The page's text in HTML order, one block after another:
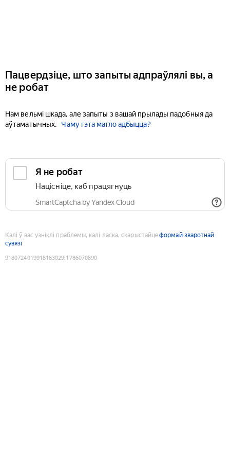
Пацвердзіце, што запыты адпраўлялі вы, а
не робат
Нам вельмі шкада, але запыты з вашай прылады падобныя да
аўтаматычных.
Чаму гэта магло адбыцца?
Я не робат
Націсніце, каб працягнуць
SmartCaptcha by Yandex Cloud
Калі ў вас узніклі праблемы, калі ласка, скарыстайцеформай зваротнай
сувязі
9180724019918163029:1786070890